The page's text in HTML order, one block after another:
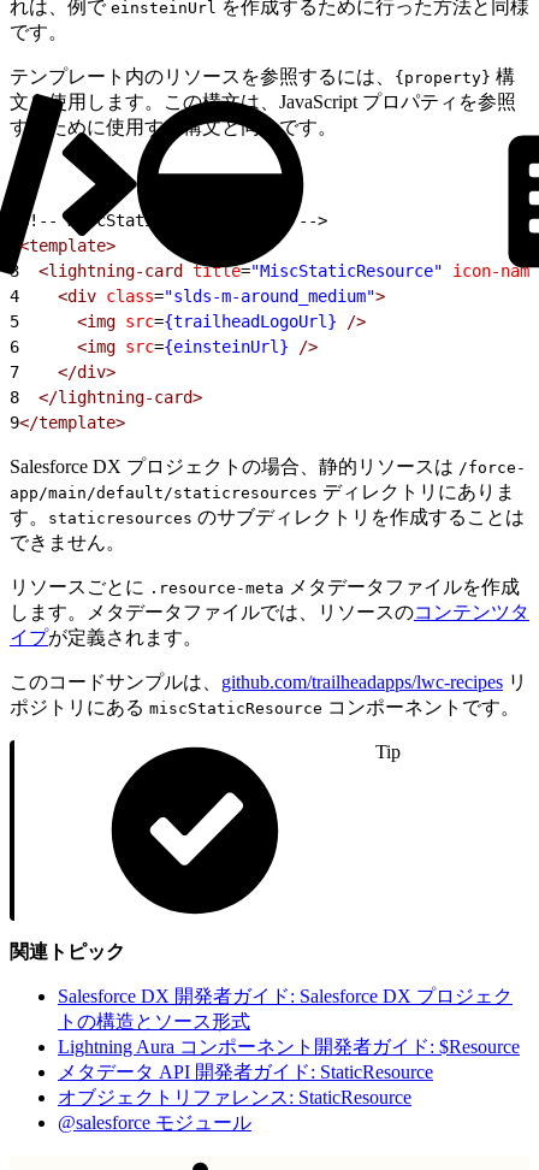
れは、例で einsteinUrl を作成するために行った方法と同様
です。
テンプレート内のリソースを参照するには、 {property} 構
文を使用します。この構文は、JavaScript プロパティを参照
するために使用する構文と同じです。
<!-- miscStaticResource.html -->
<template>
3
  <lightning-card
title="MiscStaticResource" icon-name
4
    <div
class="slds-m-around_medium">
5
      <img
src={trailheadLogoUrl} />
6
      <img
src={einsteinUrl} />
7
    </div>
8
  </lightning-card>
9</template>
Salesforce DX プロジェクトの場合、静的リソースは /force-
app/main/default/staticresources ディレクトリにありま
す。
staticresources のサブディレクトリを作成することは
できません。
リソースごとに .resource-meta メタデータファイルを作成
します。メタデータファイルでは、リソースのコンテンツタ
イプが定義されます。
このコードサンプルは、 github.com/trailheadapps/lwc-recipes リ
ポジトリにある miscStaticResource コンポーネントです。
Tip
関連トピック
Salesforce DX 開発者ガイド: Salesforce DX プロジェク
トの構造とソース形式
Lightning Aura コンポーネント開発者ガイド: $Resource
メタデータ API 開発者ガイド: StaticResource
オブジェクトリファレンス: StaticResource
@salesforce モジュール